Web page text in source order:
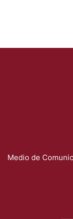
Medio de